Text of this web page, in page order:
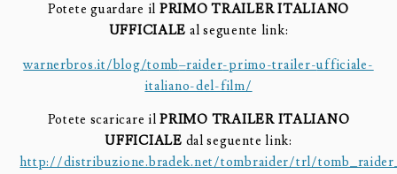
Potete guardare il PRIMO TRAILER ITALIANO
UFFICIALE al seguente link:
warnerbros.it/blog/tomb–raider-primo-trailer-ufficiale-
italiano-del-film/
Potete scaricare ilPRIMO TRAILER ITALIANO
UFFICIALE dal seguente link:
http://distribuzione.bradek.net/tombraider/trl/